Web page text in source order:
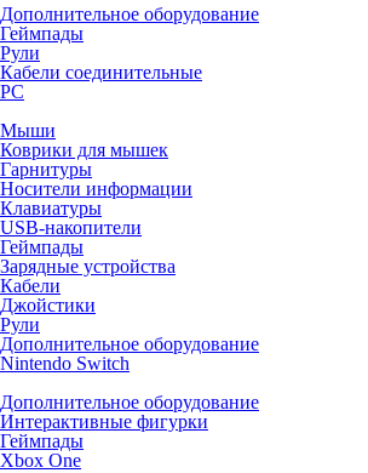
Дополнительное оборудование
Геймпады
Рули
Кабели соединительные
PC
Мыши
Коврики для мышек
Гарнитуры
Носители информации
Клавиатуры
USB-накопители
Геймпады
Зарядные устройства
Кабели
Джойстики
Рули
Дополнительное оборудование
Nintendo Switch
Дополнительное оборудование
Интерактивные фигурки
Геймпады
Xbox One